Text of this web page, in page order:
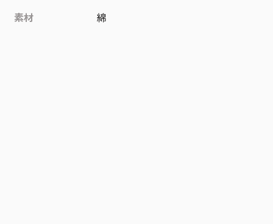
素材
綿